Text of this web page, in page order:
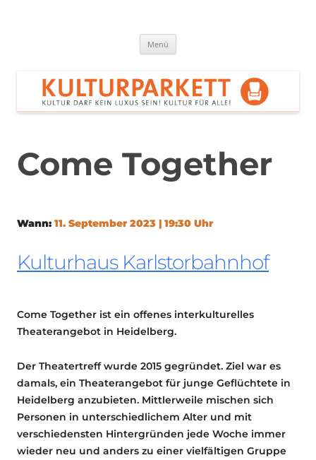
Menü
Come Together
Wann: 11. September 2023 | 19:30 Uhr
Kulturhaus Karlstorbahnhof
Come Together ist ein offenes interkulturelles
Theaterangebot in Heidelberg.
Der Theatertreff wurde 2015 gegründet. Ziel war es
damals, ein Theaterangebot für junge Geflüchtete in
Heidelberg anzubieten. Mittlerweile mischen sich
Personen in unterschiedlichem Alter und mit
verschiedensten Hintergründen jede Woche immer
wieder neu und anders zu einer vielfältigen Gruppe